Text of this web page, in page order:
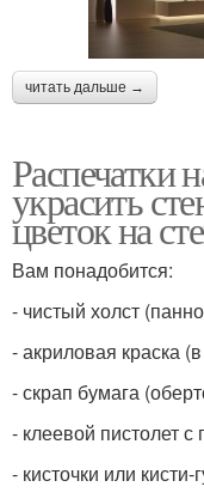
читать дальше →
Распечатки
украсить
цветок на
Вам понадобится:
- чистый холст
- акриловая краска
- скрап бумага
- клеевой пистолет
- кисточки или кисти-